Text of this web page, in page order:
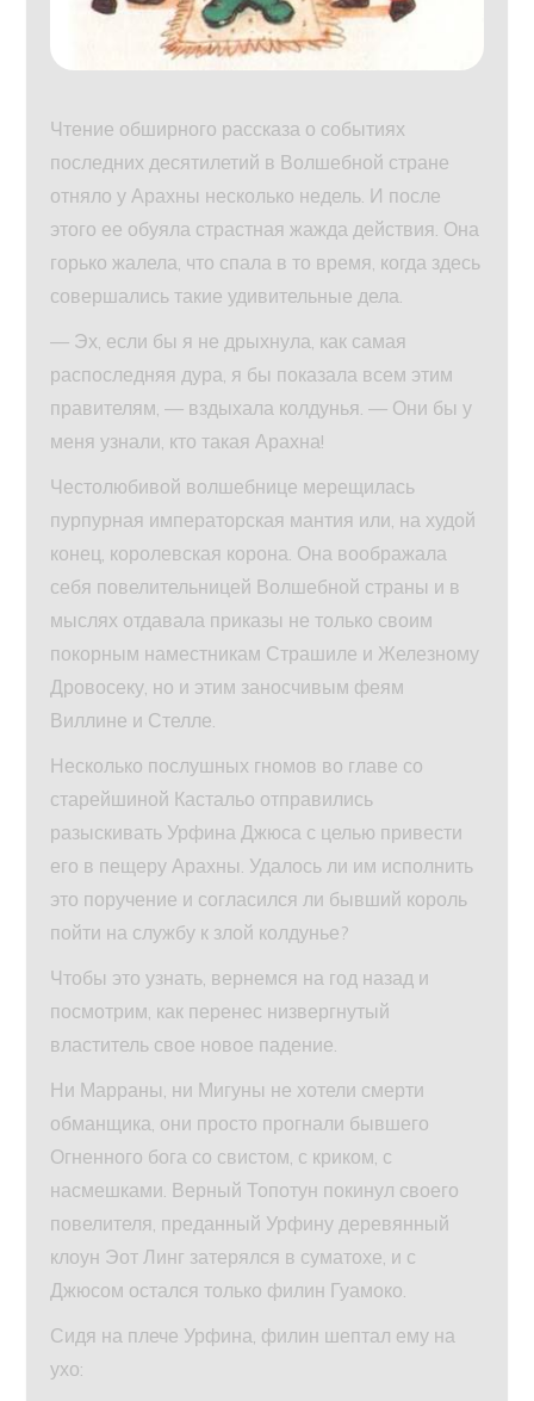
Чтение обширного рассказа о событиях
последних десятилетий в Волшебной стране
отняло у Арахны несколько недель. И после
этого ее обуяла страстная жажда действия. Она
горько жалела, что спала в то время, когда здесь
совершались такие удивительные дела.
— Эх, если бы я не дрыхнула, как самая
распоследняя дура, я бы показала всем этим
правителям, — вздыхала колдунья. — Они бы у
меня узнали, кто такая Арахна!
Честолюбивой волшебнице мерещилась
пурпурная императорская мантия или, на худой
конец, королевская корона. Она воображала
себя повелительницей Волшебной страны и в
мыслях отдавала приказы не только своим
покорным наместникам Страшиле и Железному
Дровосеку, но и этим заносчивым феям
Виллине и Стелле.
Несколько послушных гномов во главе со
старейшиной Кастальо отправились
разыскивать Урфина Джюса с целью привести
его в пещеру Арахны. Удалось ли им исполнить
это поручение и согласился ли бывший король
пойти на службу к злой колдунье?
Чтобы это узнать, вернемся на год назад и
посмотрим, как перенес низвергнутый
властитель свое новое падение.
Ни Марраны, ни Мигуны не хотели смерти
обманщика, они просто прогнали бывшего
Огненного бога со свистом, с криком, с
насмешками. Верный Топотун покинул своего
повелителя, преданный Урфину деревянный
клоун Эот Линг затерялся в суматохе, и с
Джюсом остался только филин Гуамоко.
Сидя на плече Урфина, филин шептал ему на
ухо: